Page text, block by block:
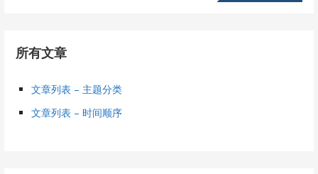
所有文章
文章列表 – 主题分类
文章列表 – 时间顺序